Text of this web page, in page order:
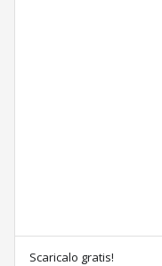
Scaricalo gratis!